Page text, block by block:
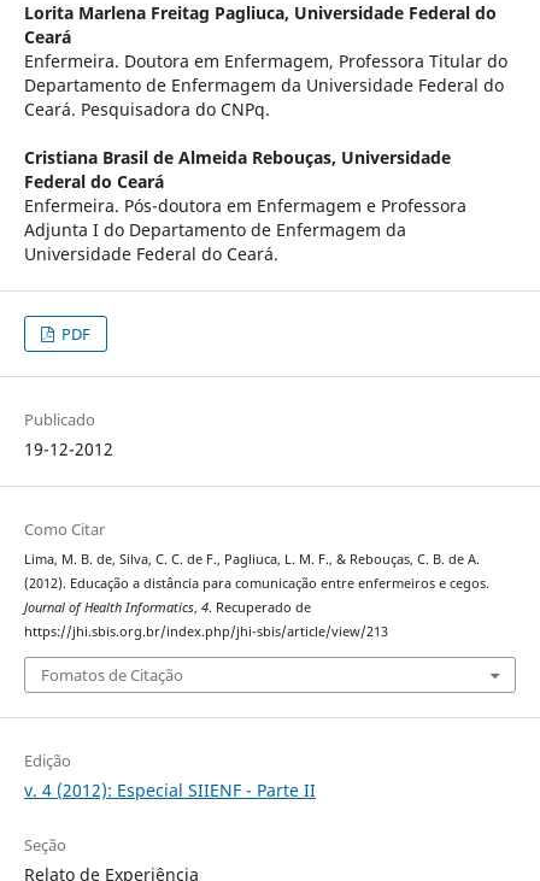
Lorita Marlena Freitag Pagliuca, Universidade Federal do
Ceará
Enfermeira. Doutora em Enfermagem, Professora Titular do
Departamento de Enfermagem da Universidade Federal do
Ceará. Pesquisadora do CNPq.
Cristiana Brasil de Almeida Rebouças, Universidade
Federal do Ceará
Enfermeira. Pós-doutora em Enfermagem e Professora
Adjunta I do Departamento de Enfermagem da
Universidade Federal do Ceará.
PDF
Publicado
19-12-2012
Como Citar
Lima, M. B. de, Silva, C. C. de F., Pagliuca, L. M. F., & Rebouças, C. B. de A.
(2012). Educação a distância para comunicação entre enfermeiros e cegos.
Journal of Health Informatics, 4. Recuperado de
https://jhi.sbis.org.br/index.php/jhi-sbis/article/view/213
Fomatos de Citação
Edição
v. 4 (2012): Especial SIIENF - Parte II
Seção
Relato de Experiência